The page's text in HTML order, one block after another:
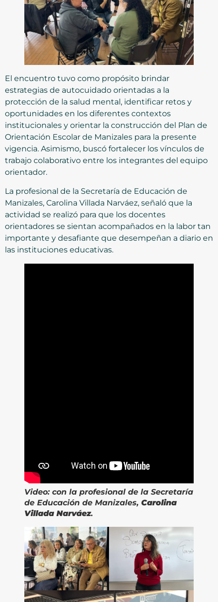
El encuentro tuvo como propósito brindar
estrategias de autocuidado orientadas a la
protección de la salud mental, identificar retos y
oportunidades en los diferentes contextos
institucionales y orientar la construcción del Plan de
Orientación Escolar de Manizales para la presente
vigencia. Asimismo, buscó fortalecer los vínculos de
trabajo colaborativo entre los integrantes del equipo
orientador.
La profesional de la Secretaría de Educación de
Manizales, Carolina Villada Narváez, señaló que la
actividad se realizó para que los docentes
orientadores se sientan acompañados en la labor tan
importante y desafiante que desempeñan a diario en
las instituciones educativas.
Video:con la profesional de la Secretaría
de Educación de Manizales, Carolina
Villada Narváez.